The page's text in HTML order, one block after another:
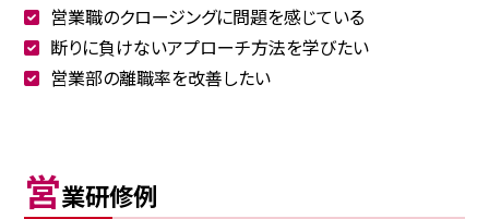
営業職のクロージングに問題を感じている
断りに負けないアプローチ方法を学びたい
営業部の離職率を改善したい
営業研修例